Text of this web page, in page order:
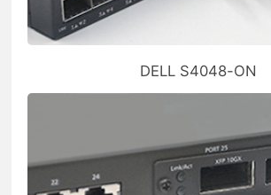
DELL S4048-ON